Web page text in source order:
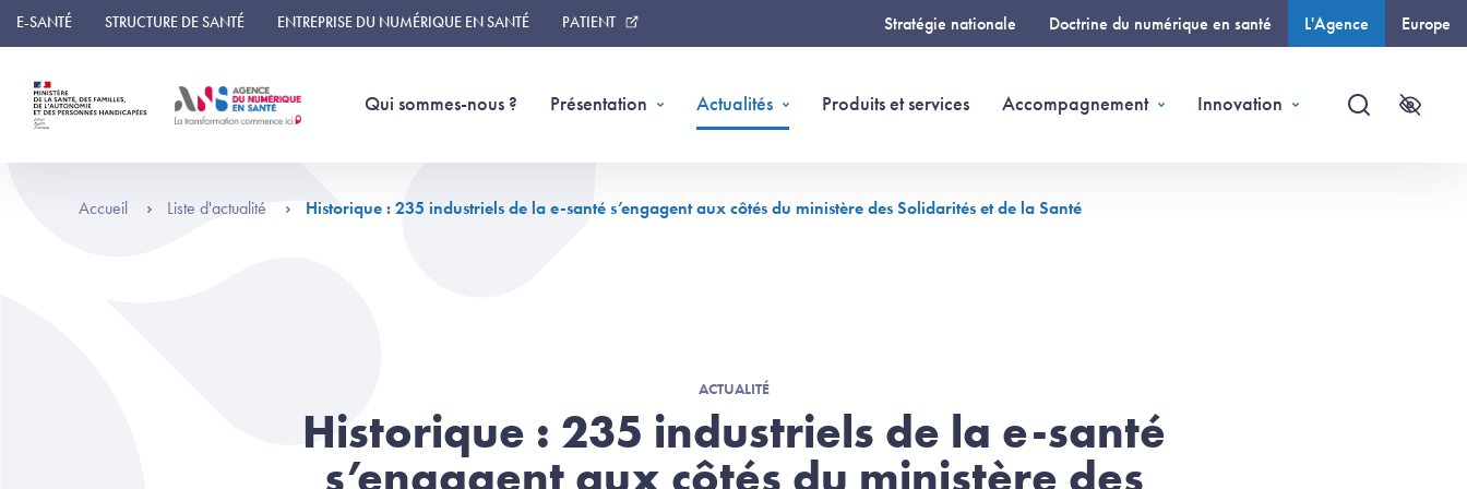
Panneau de gestion des cookies
E-SANTÉ STRUCTURE DE SANTÉ ENTREPRISE DU NUMÉRIQUE EN SANTÉ PATIENT Stratégie nationale Doctrine du numérique en santé L'Agence Europe
Qui sommes-nous ? Présentation Actualités Produits et services Accompagnement Innovation
Recherche
Accueil Liste d'actualité Historique : 235 industriels de la e-santé s’engagent aux côtés du ministère des Solidarités et de la Santé
ACTUALITÉ
Historique : 235 industriels de la e-santé